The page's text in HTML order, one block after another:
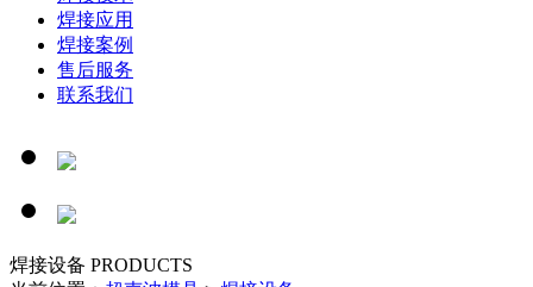
焊接应用
焊接案例
售后服务
联系我们
焊接设备 PRODUCTS